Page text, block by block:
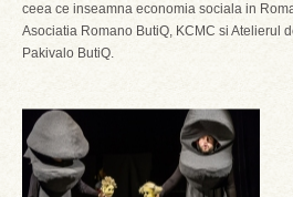
ceea ce inseamna economia sociala in
Asociatia Romano ButiQ, KCMC si Atelierul
Pakivalo ButiQ.